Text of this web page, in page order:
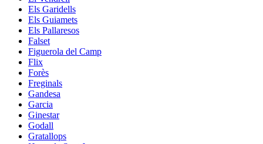
Els Garidells
Els Guiamets
Els Pallaresos
Falset
Figuerola del Camp
Flix
Forès
Freginals
Gandesa
Garcia
Ginestar
Godall
Gratallops